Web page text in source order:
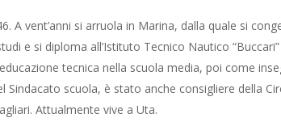
A vent’anni si arruola in Marina, dalla quale si
e si diploma all’Istituto Tecnico Nautico
tecnica nella scuola media, poi come
scuola, è stato anche consigliere della
Attualmente vive a Uta.